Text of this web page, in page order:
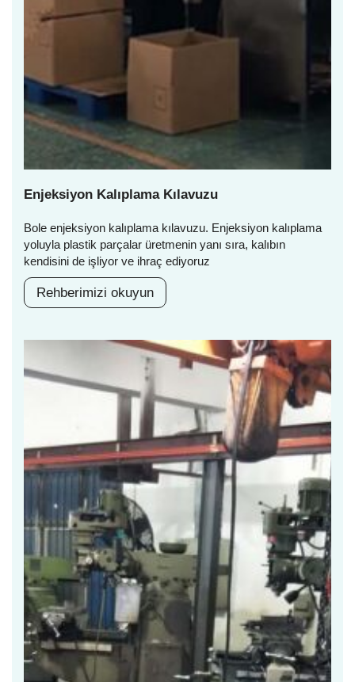
Enjeksiyon Kalıplama Kılavuzu
Bole enjeksiyon kalıplama kılavuzu. Enjeksiyon kalıplama
yoluyla plastik parçalar üretmenin yanı sıra, kalıbın
kendisini de işliyor ve ihraç ediyoruz
Rehberimizi okuyun